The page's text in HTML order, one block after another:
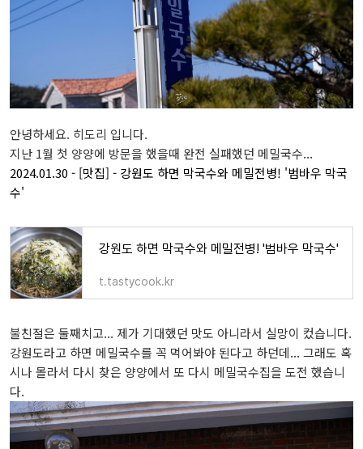
안녕하세요. 히도리 입니다.
지난 1월 첫 양양에 방문을 했을때 완전 실패했던 메밀국수...
2024.01.30 - [맛집] - 강원도 하면 막국수와 메밀전병! '범바우 막국
수'
강원도 하면 막국수와 메밀전병! '범바우 막국수'
t.tastycook.kr
불친절은 둘째치고... 제가 기대했던 맛도 아니라서 실망이 컸습니다.
강원도라고 하면 메밀국수를 꼭 먹어봐야 된다고 하던데... 그래도 혹
시나 몰라서 다시 찾은 양양에서 또 다시 메밀국수집을 도전 했습니
다.